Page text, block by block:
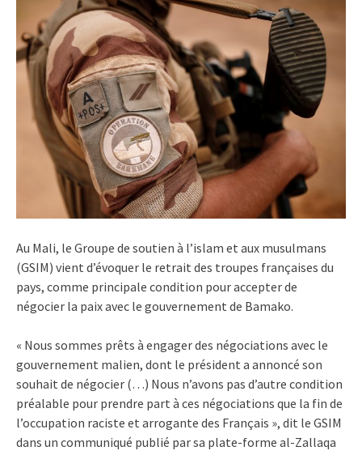
Au Mali, le Groupe de soutien à l’islam et aux musulmans
(GSIM) vient d’évoquer le retrait des troupes françaises du
pays, comme principale condition pour accepter de
négocier la paix avec le gouvernement de Bamako.
« Nous sommes prêts à engager des négociations avec le
gouvernement malien, dont le président a annoncé son
souhait de négocier (…) Nous n’avons pas d’autre condition
préalable pour prendre part à ces négociations que la fin de
l’occupation raciste et arrogante des Français », dit le GSIM
dans un communiqué publié par sa plate-forme al-Zallaqa